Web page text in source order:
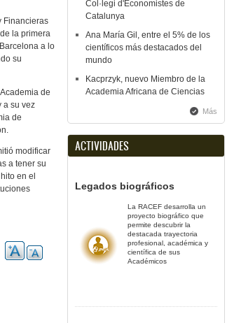
Financieras
la primera
a lo
su
de
a su vez
de
modificar
a tener su
en el
Col·legi d'Economistes de
Catalunya
Ana María Gil, entre el 5% de los
científicos más destacados del
mundo
Kacprzyk, nuevo Miembro de la
Academia Africana de Ciencias
Más
ACTIVIDADES
Legados biográficos
La RACEF desarrolla un
proyecto biográfico que
permite descubrir la
destacada trayectoria
profesional, académica y
científica de sus
Académicos